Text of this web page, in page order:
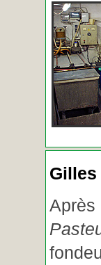
Gilles
Après